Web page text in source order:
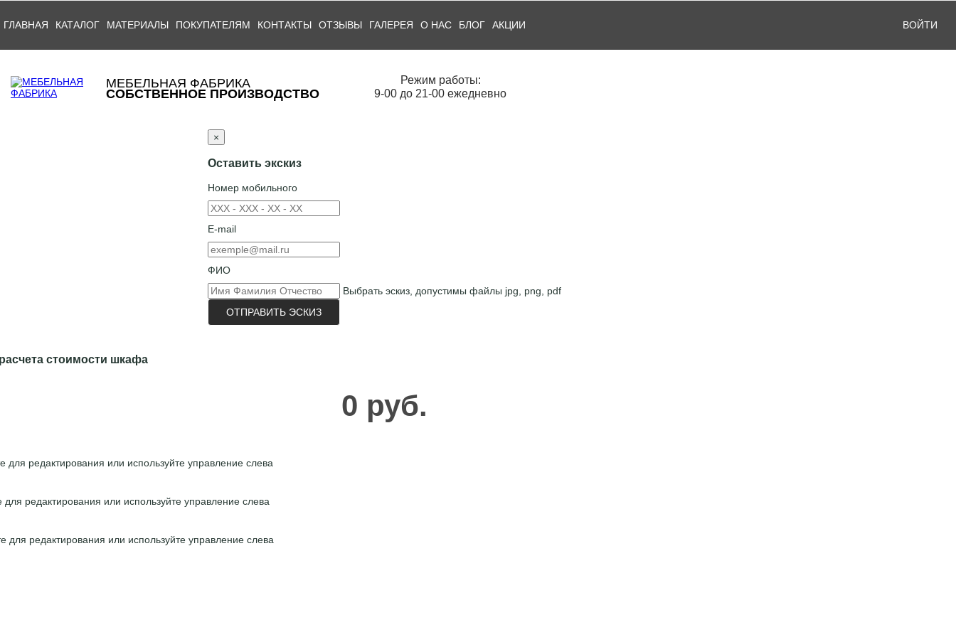
ГЛАВНАЯ КАТАЛОГ МАТЕРИАЛЫ ПОКУПАТЕЛЯМ КОНТАКТЫ ОТЗЫВЫ ГАЛЕРЕЯ О НАС БЛОГ АКЦИИ ВОЙТИ
МЕБЕЛЬНАЯ ФАБРИКА
СОБСТВЕННОЕ ПРОИЗВОДСТВО
Режим работы:
9-00 до 21-00 ежедневно
×
Оставить экскиз
Номер мобильного
E-mail
ФИО
Выбрать эскиз, допустимы файлы jpg, png, pdf
ОТПРАВИТЬ ЭСКИЗ
стоимости шкафа
0 руб.
для редактирования или используйте управление слева
для редактирования или используйте управление слева
для редактирования или используйте управление слева